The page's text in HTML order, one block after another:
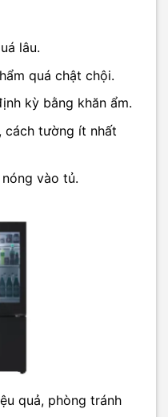
lâu.
quá chật chội.
kỳ bằng khăn ẩm.
tường ít nhất
vào tủ.
quả, phòng tránh